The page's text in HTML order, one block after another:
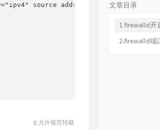
source address="IP地址" port
© 允许规范转载
文章目录
1 firewalld开
2.firewalld端